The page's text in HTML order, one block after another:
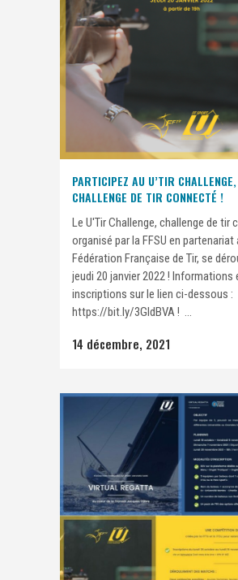
PARTICIPEZ AU U’TIR
CHALLENGE DE TIR CONNECTÉ !
Le U'Tir Challenge, challenge de tir
organisé par la FFSU en partenariat
Fédération Française de Tir, se
jeudi 20 janvier 2022 ! Informations
inscriptions sur le lien ci-dessous :
https://bit.ly/3GIdBVA ! ...
14 décembre, 2021